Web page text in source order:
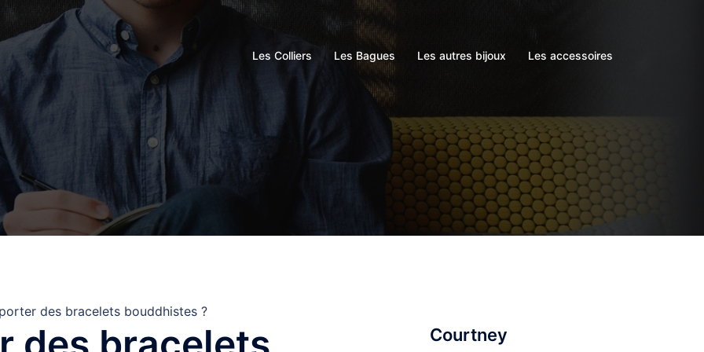
Les Colliers Les Bagues Les autres bijoux Les accessoires
des bracelets bouddhistes ?
Courtney